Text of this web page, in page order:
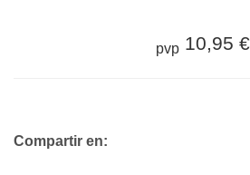
pvp 10,95 €
Compartir en: